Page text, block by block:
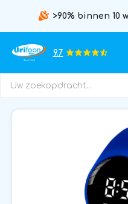
>90% binnen 10
9.7